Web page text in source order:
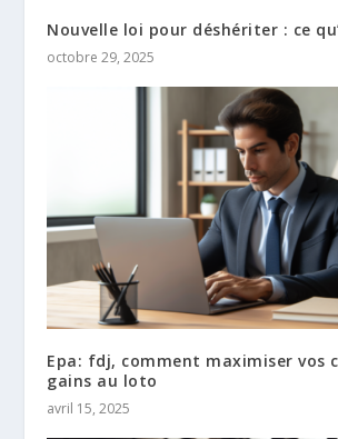
Nouvelle loi pour déshériter : ce
octobre 29, 2025
Epa: fdj, comment maximiser vos
gains au loto
avril 15, 2025